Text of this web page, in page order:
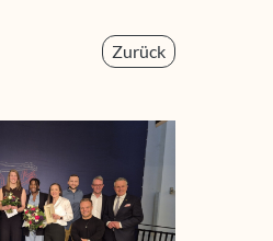
Zurück